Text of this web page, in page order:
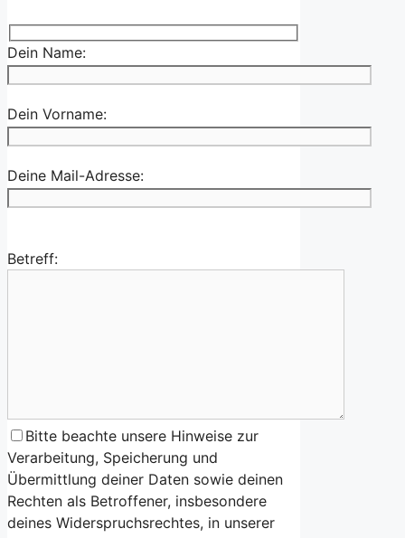
Dein Name:
Dein Vorname:
Deine Mail-Adresse:
Betreff:
Bitte beachte unsere Hinweise zur
Verarbeitung, Speicherung und
Übermittlung deiner Daten sowie deinen
Rechten als Betroffener, insbesondere
deines Widerspruchsrechtes, in unserer